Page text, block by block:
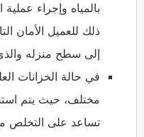
بالمياه وإجراء
ذلك للعميل الأمان
إلى سطح منزله
في حالة الخزانات
مختلف، حيث يتم
تساعد على التخلص